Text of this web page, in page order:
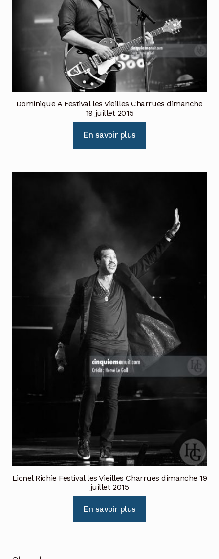
Dominique A Festival les Vieilles Charrues dimanche
19 juillet 2015
En savoir plus
Lionel Richie Festival les Vieilles Charrues dimanche 19
juillet 2015
En savoir plus